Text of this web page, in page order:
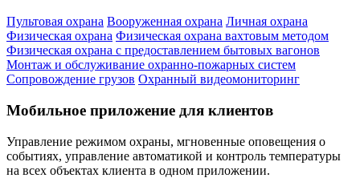
Пультовая охрана Вооруженная охрана Личная охрана
Физическая охрана Физическая охрана вахтовым методом
Физическая охрана с предоставлением бытовых вагонов
Монтаж и обслуживание охранно-пожарных систем
Сопровождение грузов Охранный видеомониторинг
Мобильное приложение для клиентов
Управление режимом охраны, мгновенные оповещения о
событиях, управление автоматикой и контроль температуры
на всех объектах клиента в одном приложении.